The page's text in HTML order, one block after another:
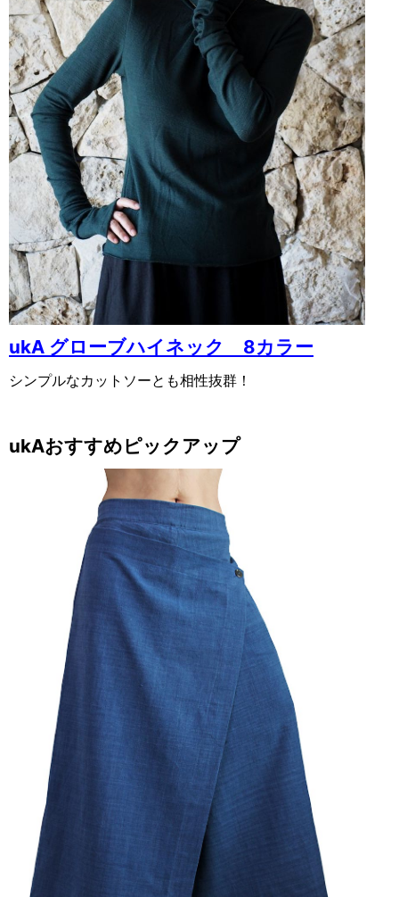
ukA グローブハイネック 8カラー
シンプルなカットソーとも相性抜群！
ukAおすすめピックアップ